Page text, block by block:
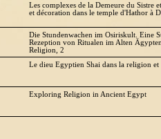
Les complexes de la Demeure du Sistre
et décoration dans le temple d'Hathor à
Die Stundenwachen im Osiriskult. Eine
Rezeption von Ritualen im Alten
Religion, 2
Le dieu Egyptien Shai dans la religion
Exploring Religion in Ancient Egypt